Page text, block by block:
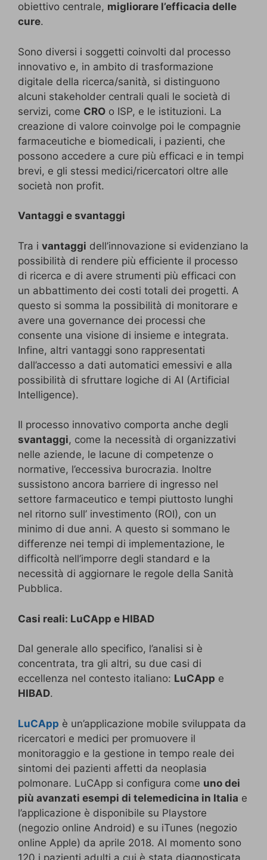
obiettivo centrale, migliorare l’efficacia delle
cure.
Sono diversi i soggetti coinvolti dal processo
innovativo e, in ambito di trasformazione
digitale della ricerca/sanità, si distinguono
alcuni stakeholder centrali quali le società di
servizi, come CRO o ISP, e le istituzioni. La
creazione di valore coinvolge poi le compagnie
farmaceutiche e biomedicali, i pazienti, che
possono accedere a cure più efficaci e in tempi
brevi, e gli stessi medici/ricercatori oltre alle
società non profit.
Vantaggi e svantaggi
Tra i vantaggi dell’innovazione si evidenziano la
possibilità di rendere più efficiente il processo
di ricerca e di avere strumenti più efficaci con
un abbattimento dei costi totali dei progetti. A
questo si somma la possibilità di monitorare e
avere una governance dei processi che
consente una visione di insieme e integrata.
Infine, altri vantaggi sono rappresentati
dall’accesso a dati automatici emessivi e alla
possibilità di sfruttare logiche di AI (Artificial
Intelligence).
Il processo innovativo comporta anche degli
svantaggi, come la necessità di organizzativi
nelle aziende, le lacune di competenze o
normative, l’eccessiva burocrazia. Inoltre
sussistono ancora barriere di ingresso nel
settore farmaceutico e tempi piuttosto lunghi
nel ritorno sull’ investimento (ROI), con un
minimo di due anni. A questo si sommano le
differenze nei tempi di implementazione, le
difficoltà nell’imporre degli standard e la
necessità di aggiornare le regole della Sanità
Pubblica.
Casi reali: LuCApp e HIBAD
Dal generale allo specifico, l’analisi si è
concentrata, tra gli altri, su due casi di
eccellenza nel contesto italiano: LuCApp e
HIBAD.
LuCApp è un’applicazione mobile sviluppata da
ricercatori e medici per promuovere il
monitoraggio e la gestione in tempo reale dei
sintomi dei pazienti affetti da neoplasia
polmonare. LuCApp si configura come uno dei
più avanzati esempi di telemedicina in Italia e
l’applicazione è disponibile su Playstore
(negozio online Android) e su iTunes (negozio
online Apple) da aprile 2018. Al momento sono
120 i pazienti adulti a cui è stata diagnosticata